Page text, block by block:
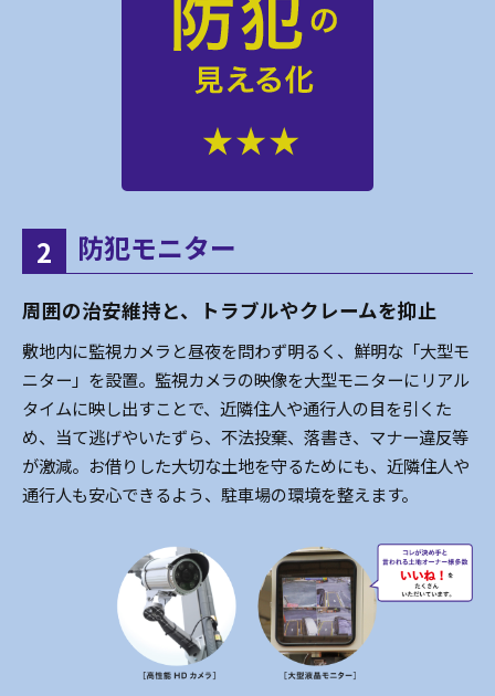
2 防犯モニター
周囲の治安維持と、トラブルやクレームを抑止
敷地内に監視カメラと昼夜を問わず明るく、鮮明な「大型モ
ニター」を設置。監視カメラの映像を大型モニターにリアル
タイムに映し出すことで、近隣住人や通行人の目を引くた
め、当て逃げやいたずら、不法投棄、落書き、マナー違反等
が激減。お借りした大切な土地を守るためにも、近隣住人や
通行人も安心できるよう、駐車場の環境を整えます。